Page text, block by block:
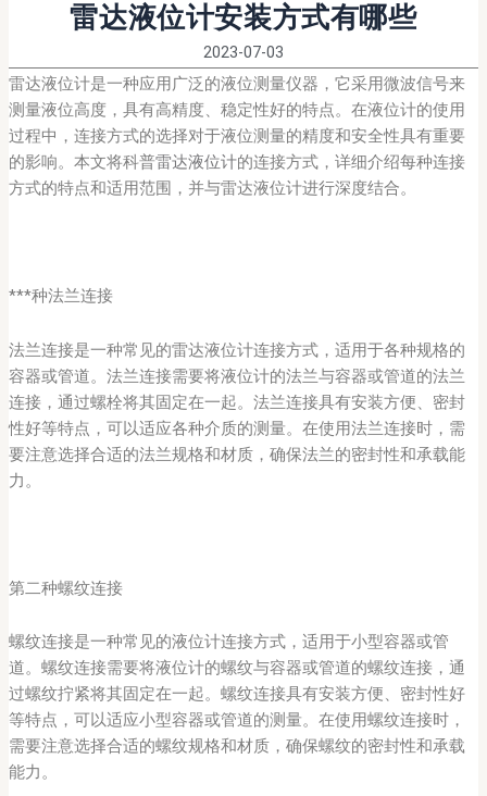
雷达液位计安装方式有哪些
2023-07-03
雷达液位计是一种应用广泛的液位测量仪器，它采用微波信号来
测量液位高度，具有高精度、稳定性好的特点。在液位计的使用
过程中，连接方式的选择对于液位测量的精度和安全性具有重要
的影响。本文将科普雷达液位计的连接方式，详细介绍每种连接
方式的特点和适用范围，并与雷达液位计进行深度结合。
***种法兰连接
法兰连接是一种常见的雷达液位计连接方式，适用于各种规格的
容器或管道。法兰连接需要将液位计的法兰与容器或管道的法兰
连接，通过螺栓将其固定在一起。法兰连接具有安装方便、密封
性好等特点，可以适应各种介质的测量。在使用法兰连接时，需
要注意选择合适的法兰规格和材质，确保法兰的密封性和承载能
力。
第二种螺纹连接
螺纹连接是一种常见的液位计连接方式，适用于小型容器或管
道。螺纹连接需要将液位计的螺纹与容器或管道的螺纹连接，通
过螺纹拧紧将其固定在一起。螺纹连接具有安装方便、密封性好
等特点，可以适应小型容器或管道的测量。在使用螺纹连接时，
需要注意选择合适的螺纹规格和材质，确保螺纹的密封性和承载
能力。